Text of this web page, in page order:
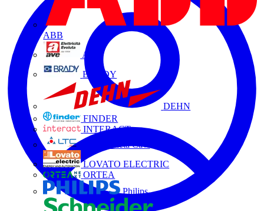
ABB
AVE
BRADY
DEHN
FINDER
INTERACT
La Triveneta Cavi
LOVATO ELECTRIC
ORTEA
Philips